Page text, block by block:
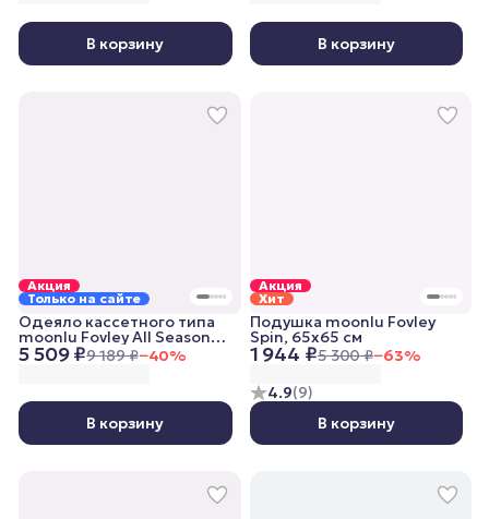
В корзину В корзину
Акция
Только на сайте
5 509 ₽9 189 ₽−40%
Одеяло кассетного типа
moonlu Fovley All Seasons,
140x205 см, всесезонное
В корзину
Акция
Хит
4.9(9)
1 944 ₽5 300 ₽−63%
Подушка moonlu Fovley
Spin, 65x65 см
В корзину